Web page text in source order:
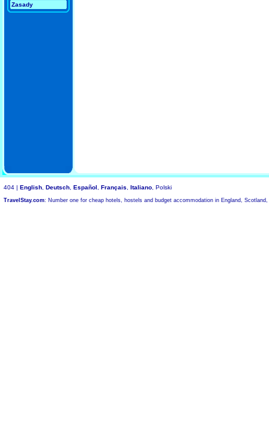
Zasady
404 | English Deutsch Español Français Italiano , Polski
TravelStay.com: Number one for cheap hotels, hostels and budget accommodation in England,